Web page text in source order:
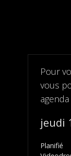
Pour
vous
agenda
jeudi
Planifié